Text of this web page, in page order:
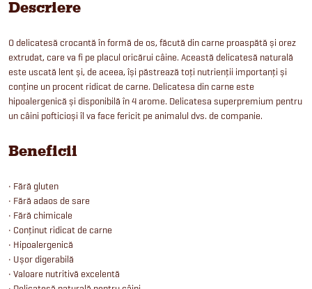
Descriere
O delicatesă crocantă în formă de os, făcută din carne proaspătă și orez
extrudat, care va fi pe placul oricărui câine. Această delicatesă naturală
este uscată lent și, de aceea, își păstrează toți nutrienții importanți și
conține un procent ridicat de carne. Delicatesa din carne este
hipoalergenică și disponibilă în 4 arome. Delicatesa superpremium pentru
un câini pofticioși îl va face fericit pe animalul dvs. de companie.
Beneficii
• Fără gluten
• Fără adaos de sare
• Fără chimicale
• Conținut ridicat de carne
• Hipoalergenică
• Ușor digerabilă
• Valoare nutritivă excelentă